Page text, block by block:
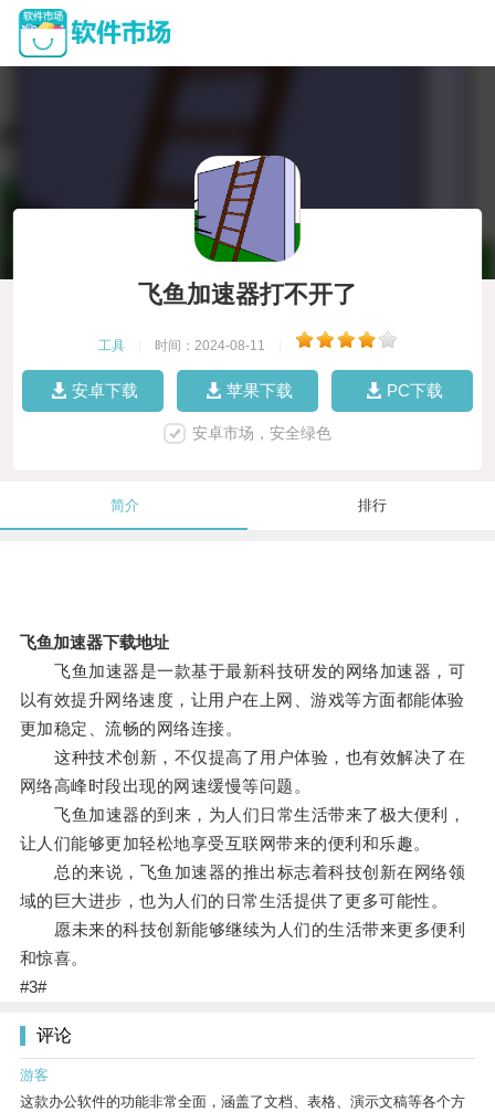
飞鱼加速器打不开了
工具 时间：2024-08-11
安卓下载 苹果下载 PC下载
安卓市场，安全绿色
简介 排行
飞鱼加速器下载地址
飞鱼加速器是一款基于最新科技研发的网络加速器，可
以有效提升网络速度，让用户在上网、游戏等方面都能体验
更加稳定、流畅的网络连接。
这种技术创新，不仅提高了用户体验，也有效解决了在
网络高峰时段出现的网速缓慢等问题。
飞鱼加速器的到来，为人们日常生活带来了极大便利，
让人们能够更加轻松地享受互联网带来的便利和乐趣。
总的来说，飞鱼加速器的推出标志着科技创新在网络领
域的巨大进步，也为人们的日常生活提供了更多可能性。
愿未来的科技创新能够继续为人们的生活带来更多便利
和惊喜。
#3#
评论
游客
这款办公软件的功能非常全面，涵盖了文档、表格、演示文稿等各个方